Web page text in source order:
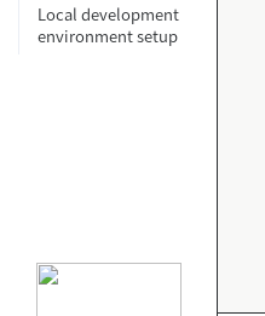
Local development
environment setup